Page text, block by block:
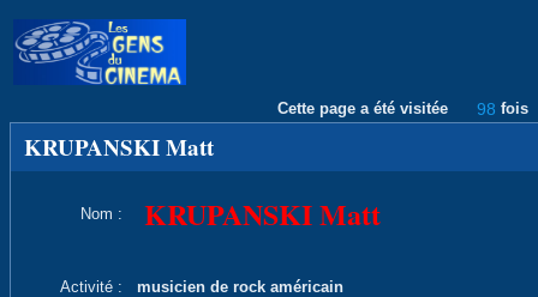
Cette page a été visitée 98 fois
KRUPANSKI Matt
Nom : KRUPANSKI Matt
Activité : musicien de rock américain